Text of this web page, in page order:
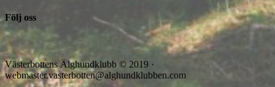
Följ oss
Västerbottens Älghundklubb © 2019 ·
webmaster.vasterbotten@alghundklubben.com